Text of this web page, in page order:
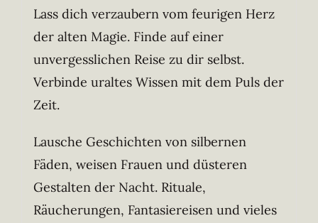
Lass dich verzaubern vom feurigen Herz
der alten Magie. Finde auf einer
unvergesslichen Reise zu dir selbst.
Verbinde uraltes Wissen mit dem Puls der
Zeit.
Lausche Geschichten von silbernen
Fäden, weisen Frauen und düsteren
Gestalten der Nacht. Rituale,
Räucherungen, Fantasiereisen und vieles